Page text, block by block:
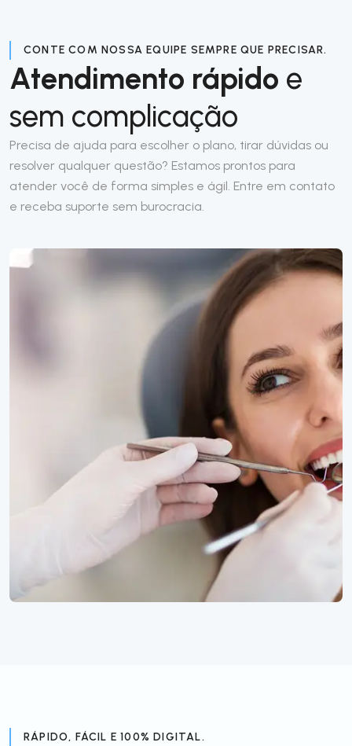
CONTE COM NOSSA EQUIPE SEMPRE QUE PRECISAR.
Atendimento rápido e
sem complicação
Precisa de ajuda para escolher o plano, tirar dúvidas ou
resolver qualquer questão? Estamos prontos para
atender você de forma simples e ágil. Entre em contato
e receba suporte sem burocracia.
RÁPIDO, FÁCIL E 100% DIGITAL.